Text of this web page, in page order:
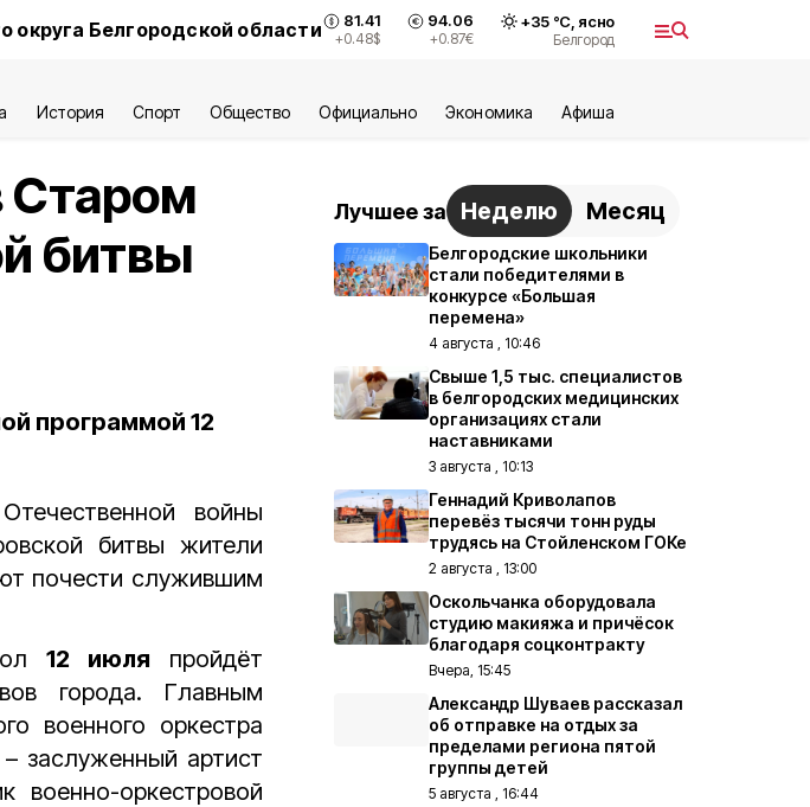
округа Белгородской области 81.41
+0.48$
94.06
+0.87€
+35°С, ясно
Белгород
История Спорт Общество Официально Экономика Aфиша
Старом
битвы
программой 12
войны
битвы жители
почести служившим
12 июля пройдёт
города. Главным
военного оркестра
заслуженный артист
военно-оркестровой
Лучшее за Неделю Месяц
Белгородские школьники
стали победителями в
конкурсе «Большая
перемена»
4 августа , 10:46
Свыше 1,5 тыс. специалистов
в белгородских медицинских
организациях стали
наставниками
3 августа , 10:13
Геннадий Криволапов
перевёз тысячи тонн руды
трудясь на Стойленском ГОКе
2 августа , 13:00
Оскольчанка оборудовала
студию макияжа и причёсок
благодаря соцконтракту
Вчера, 15:45
Александр Шуваев рассказал
об отправке на отдых за
пределами региона пятой
группы детей
5 августа , 16:44